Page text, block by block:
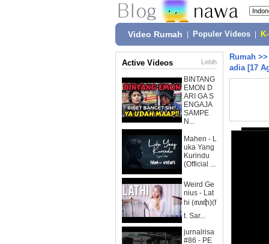
Video Rumah Populer Videos
Active Videos Lebih
BINTANG
EMON D
ARI GA S
ENGAJA
SAMPE
N...
Mahen - L
uka Yang
Kurindu
(Official ...
Weird Ge
nius - Lat
hi (ꦭꦛꦶ)(f
t. Sar...
jurnalrisa
#86 - PE
Rumah
adia [17